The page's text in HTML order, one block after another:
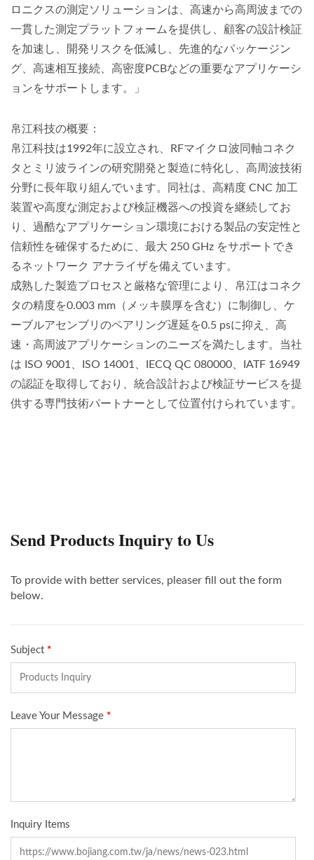
ロニクスの測定ソリューションは、高速から高周波までの
一貫した測定プラットフォームを提供し、顧客の設計検証
を加速し、開発リスクを低減し、先進的なパッケージン
グ、高速相互接続、高密度PCBなどの重要なアプリケーシ
ョンをサポートします。」
帛江科技の概要：
帛江科技は1992年に設立され、RFマイクロ波同軸コネク
タとミリ波ラインの研究開発と製造に特化し、高周波技術
分野に長年取り組んでいます。同社は、高精度 CNC 加工
装置や高度な測定および検証機器への投資を継続してお
り、過酷なアプリケーション環境における製品の安定性と
信頼性を確保するために、最大 250 GHz をサポートでき
るネットワーク アナライザを備えています。
成熟した製造プロセスと厳格な管理により、帛江はコネク
タの精度を0.003 mm（メッキ膜厚を含む）に制御し、ケ
ーブルアセンブリのペアリング遅延を0.5 psに抑え、高
速・高周波アプリケーションのニーズを満たします。当社
は ISO 9001、ISO 14001、IECQ QC 080000、IATF 16949
の認証を取得しており、統合設計および検証サービスを提
供する専門技術パートナーとして位置付けられています。